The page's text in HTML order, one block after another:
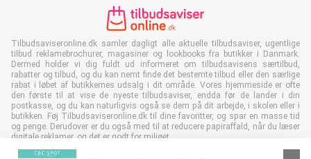
Tilbudsaviseronline.dk samler dagligt alle aktuelle tilbudsaviser, ugentlige
tilbud reklamebrochurer, magasiner og lookbooks fra butikker i Danmark.
Dermed holder vi dig fuldt ud informeret om tilbudsavisens særtilbud,
rabatter og tilbud, og du kan nemt finde det bestemte tilbud eller den særlige
rabat i løbet af butikkernes udsalg i dit område. Vores hjemmeside er ofte
den første til at vise de nyeste tilbudsaviser, endda før de lander i din
postkasse, og du kan naturligvis også se dem på dit arbejde, i skolen eller i
butikken. Føj Tilbudsaviseronline.dk til dine favoritter, og spar en masse tid
og penge. Derudover er du også med til at reducere papiraffald, når du læser
digitale reklamer, og det er godt for miljøet.